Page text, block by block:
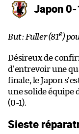
Japon
But : Fuller (81e)
Désireux de
d’entrevoir une
finale, le Japon
une solide équipe
(0-1).
Sieste